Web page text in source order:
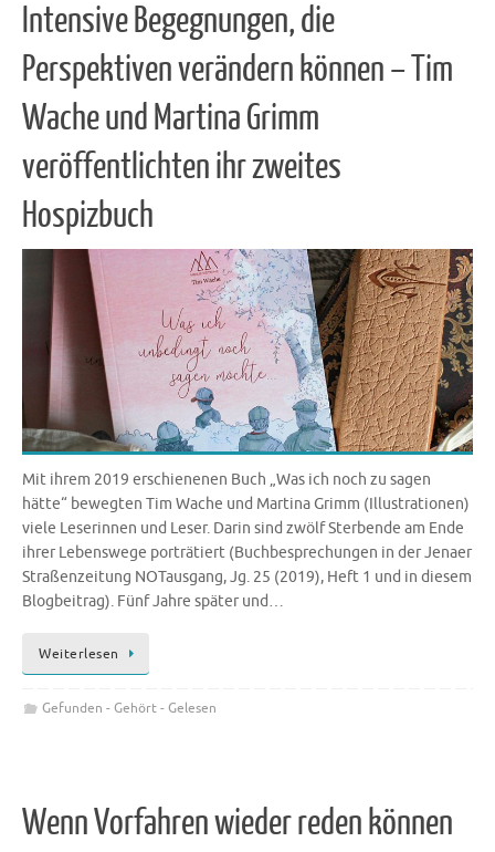
Intensive Begegnungen, die
Perspektiven verändern können – Tim
Wache und Martina Grimm
veröffentlichten ihr zweites
Hospizbuch
Mit ihrem 2019 erschienenen Buch „Was ich noch zu sagen
hätte“ bewegten Tim Wache und Martina Grimm (Illustrationen)
viele Leserinnen und Leser. Darin sind zwölf Sterbende am Ende
ihrer Lebenswege porträtiert (Buchbesprechungen in der Jenaer
Straßenzeitung NOTausgang, Jg. 25 (2019), Heft 1 und in diesem
Blogbeitrag). Fünf Jahre später und…
Weiterlesen
Gefunden - Gehört - Gelesen
Wenn Vorfahren wieder reden können